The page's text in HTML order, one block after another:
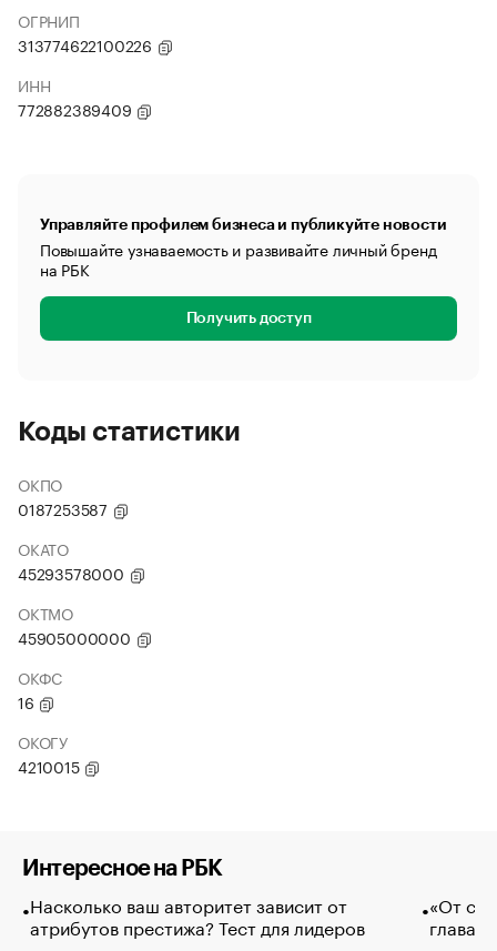
ОГРНИП
313774622100226
ИНН
772882389409
Управляйте профилем бизнеса и публикуйте новости
Повышайте узнаваемость и развивайте личный бренд
на РБК
Получить доступ
Коды статистики
ОКПО
0187253587
ОКАТО
45293578000
ОКТМО
45905000000
ОКФС
16
ОКОГУ
4210015
Интересное на РБК
Насколько ваш авторитет зависит от
атрибутов престижа? Тест для лидеров
«От
глава